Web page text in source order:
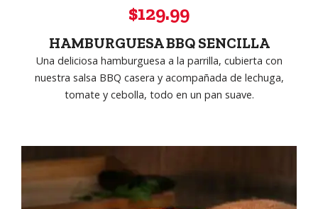
$129.99
HAMBURGUESA BBQ SENCILLA
Una deliciosa hamburguesa a la parrilla, cubierta con
nuestra salsa BBQ casera y acompañada de lechuga,
tomate y cebolla, todo en un pan suave.